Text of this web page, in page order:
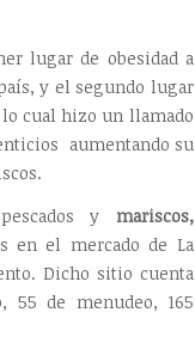
lugar de obesidad a
y el segundo lugar
lo cual hizo un llamado
aumentando su
y mariscos,
en el mercado de La
Dicho sitio cuenta
55 de menudeo, 165